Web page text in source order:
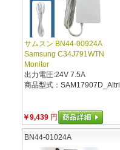
サムスン BN44-00924A
Samsung C34J791WTN
Monitor
出力電圧:24V 7.5A
商品型式：SAM17907D_Altri
￥9,439 円
BN44-01024A